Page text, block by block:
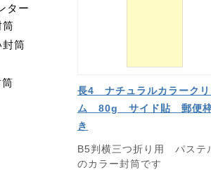
ター
筒
筒
長4 ナチュラルカラーク
ム 80g サイド貼 郵便
き
B5判横三つ折り用 パステ
のカラー封筒です